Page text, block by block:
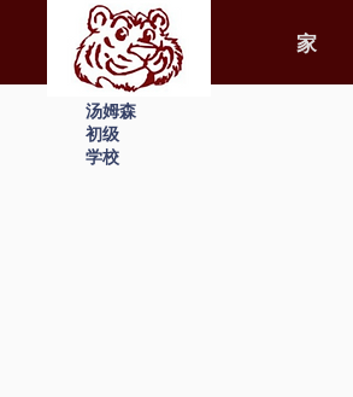
家
汤姆森
初级
学校